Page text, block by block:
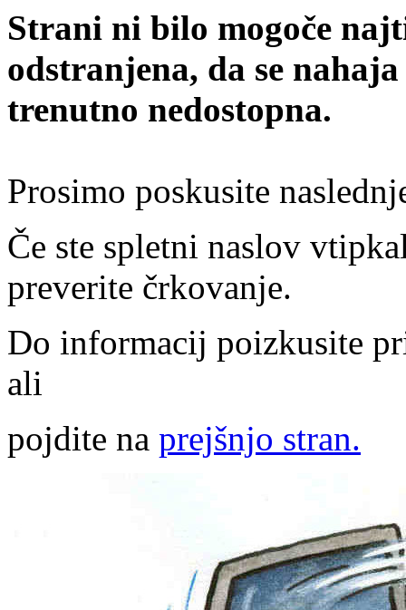
Strani ni bilo mogoče
odstranjena, da se
trenutno nedostopna.
Prosimo poskusite
Če ste spletni naslov
preverite črkovanje.
Do informacij poizkusite
ali
pojdite na prejšnjo stran.